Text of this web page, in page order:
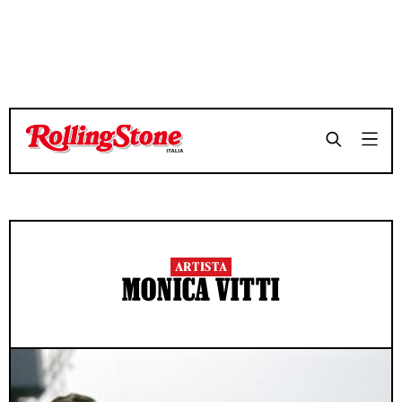
ARTISTA
MONICA VITTI